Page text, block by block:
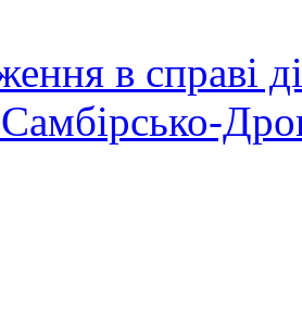
в справі
Самбірсько-